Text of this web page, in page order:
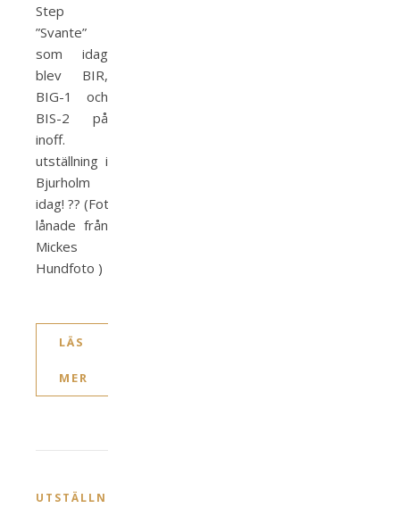
Step
”Svante”
som idag
blev BIR,
BIG-1 och
BIS-2 på
inoff.
utställning i
Bjurholm
idag! ?? (Foton
lånade från
Mickes
Hundfoto )
LÄS
MER
UTSTÄLLNING